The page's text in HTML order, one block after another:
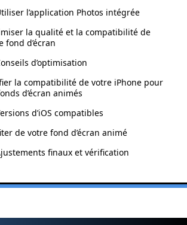
l’application Photos intégrée
la qualité et la compatibilité de
fond d’écran
d’optimisation
la compatibilité de votre iPhone pour
d’écran animés
d’iOS compatibles
de votre fond d’écran animé
finaux et vérification